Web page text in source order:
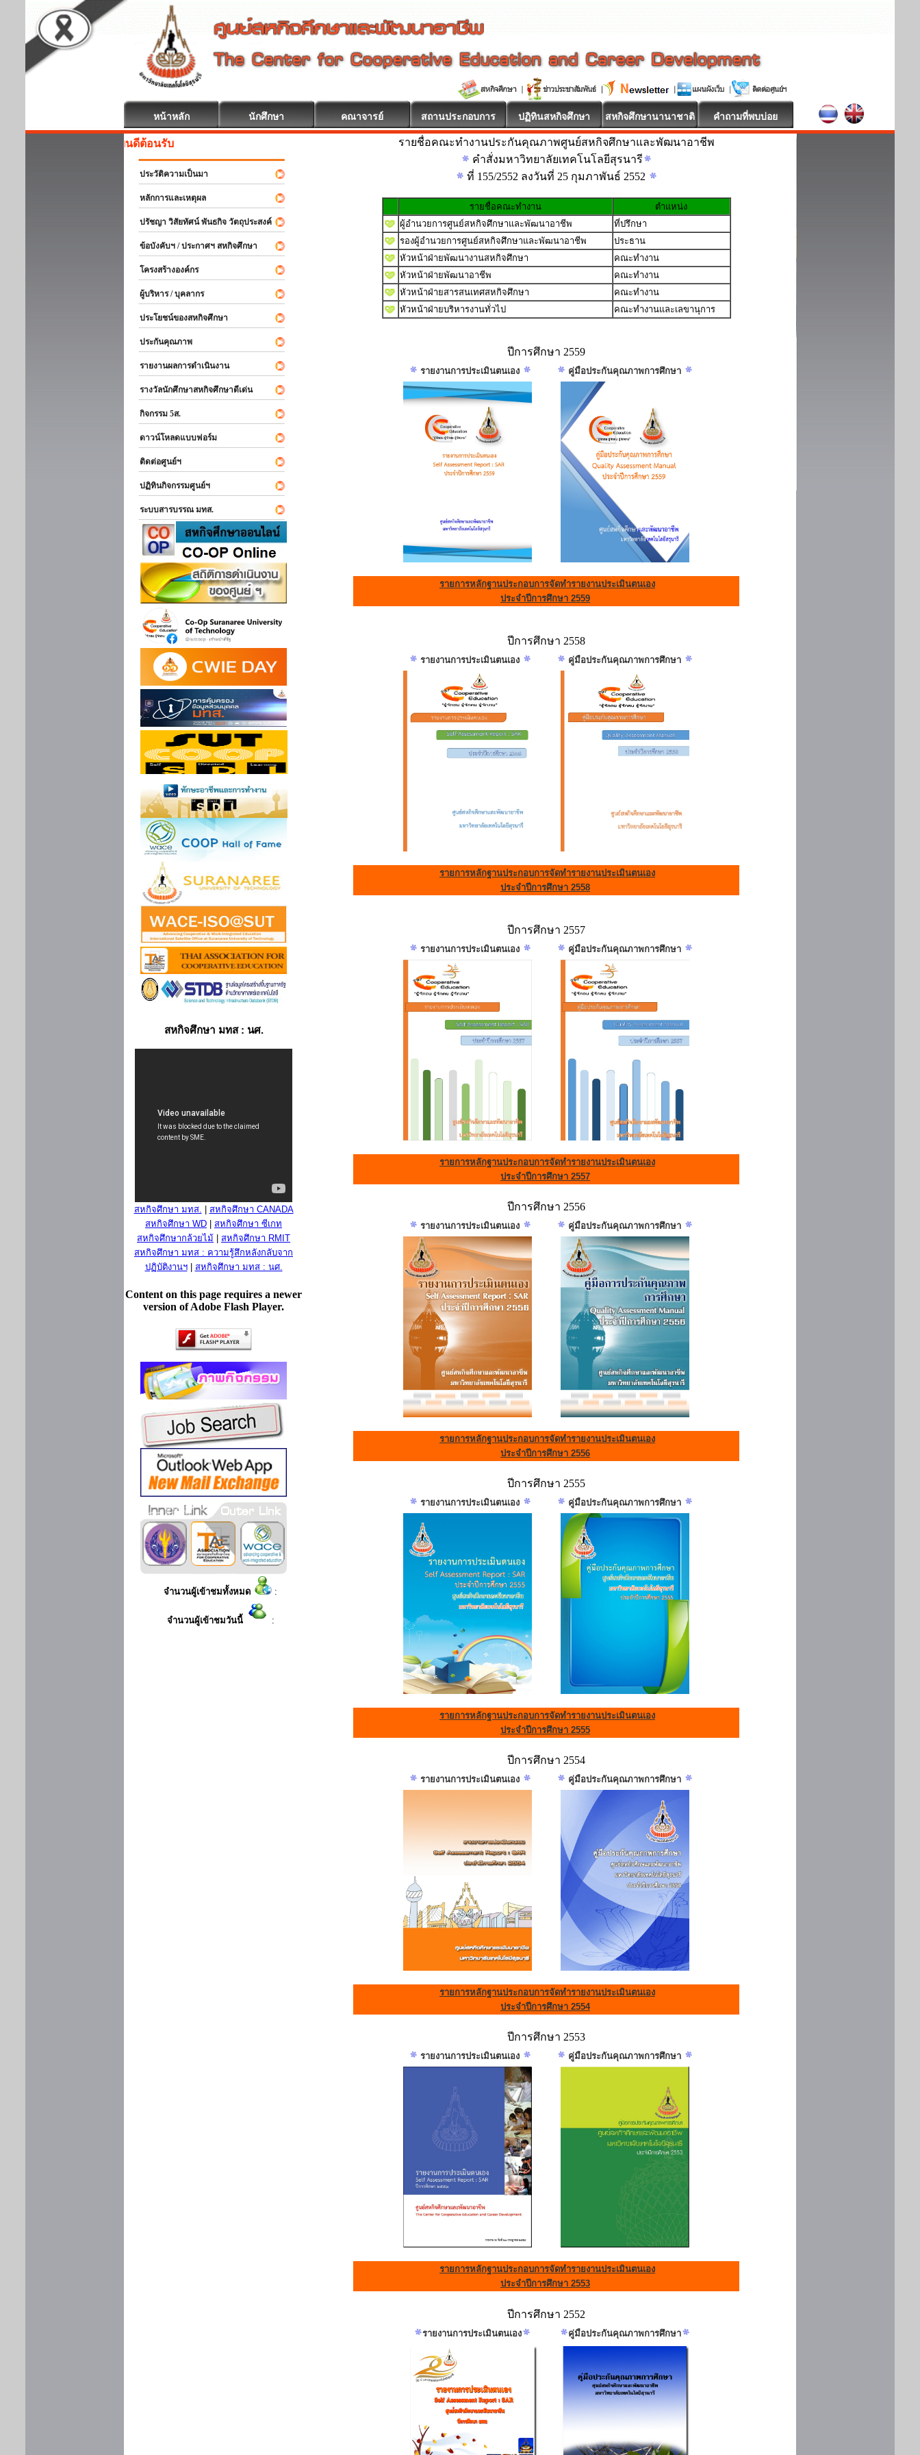
หน้าหลัก นักศึกษา คณาจารย์ สถานประกอบการ ปฏิทินสหกิจศึกษา สหกิจศึกษานานาชาติ คำถามที่พบบ่อย
สหกิจศึกษา ยินดีต้อนรับ
ประวัติความเป็นมา
หลักการและเหตุผล
ปรัชญา วิสัยทัศน์ พันธกิจ วัตถุประสงค์
ข้อบังคับฯ / ประกาศฯ สหกิจศึกษา
โครงสร้างองค์กร
ผู้บริหาร / บุคลากร
ประโยชน์ของสหกิจศึกษา
ประกันคุณภาพ
รายงานผลการดำเนินงาน
รางวัลนักศึกษาสหกิจศึกษาดีเด่น
กิจกรรม 5ส.
ดาวน์โหลดแบบฟอร์ม
ติดต่อศูนย์ฯ
ปฏิทินกิจกรรมศูนย์ฯ
ระบบสารบรรณ มทส.
สหกิจศึกษา มทส : นศ.
สหกิจศึกษา มทส.
สหกิจศึกษา CANADA
สหกิจศึกษา WD
สหกิจศึกษา ซีเกท
สหกิจศึกษากล้วยไม้
สหกิจศึกษา RMIT
สหกิจศึกษา มทส : ความรู้สึกหลังกลับจาก
ปฏิบัติงานฯ| สหกิจศึกษา มทส : นศ.
Content on this page requires a newer
version of Adobe Flash Player.
จำนวนผู้เข้าชมทั้งหมด :
จำนวนผู้เข้าชมวันนี้ :
รายชื่อคณะทำงานประกันคุณภาพศูนย์สหกิจศึกษาและพัฒนาอาชีพ
คำสั่งมหาวิทยาลัยเทคโนโลยีสุรนารี
ที่ 155/2552 ลงวันที่ 25 กุมภาพันธ์ 2552
รายชื่อคณะทำงาน
ตำแหน่ง
ผู้อำนวยการศูนย์สหกิจศึกษาและพัฒนาอาชีพ
ที่ปรึกษา
รองผู้อำนวยการศูนย์สหกิจศึกษาและพัฒนาอาชีพ
ประธาน
หัวหน้าฝ่ายพัฒนางานสหกิจศึกษา
คณะทำงาน
หัวหน้าฝ่ายพัฒนาอาชีพ
คณะทำงาน
หัวหน้าฝ่ายสารสนเทศสหกิจศึกษา
คณะทำงาน
หัวหน้าฝ่ายบริหารงานทั่วไป
คณะทำงานและเลขานุการ
ปีการศึกษา 2559
รายงานการประเมินตนเอง คู่มือประกันคุณภาพการศึกษา
รายการหลักฐานประกอบการจัดทำรายงานประเมินตนเอง
ประจำปีการศึกษา 2559
ปีการศึกษา 2558
รายงานการประเมินตนเอง คู่มือประกันคุณภาพการศึกษา
รายการหลักฐานประกอบการจัดทำรายงานประเมินตนเอง
ประจำปีการศึกษา 2558
ปีการศึกษา 2557
รายงานการประเมินตนเอง คู่มือประกันคุณภาพการศึกษา
รายการหลักฐานประกอบการจัดทำรายงานประเมินตนเอง
ประจำปีการศึกษา 2557
ปีการศึกษา 2556
รายงานการประเมินตนเอง คู่มือประกันคุณภาพการศึกษา
รายการหลักฐานประกอบการจัดทำรายงานประเมินตนเอง
ประจำปีการศึกษา 2556
ปีการศึกษา 2555
รายงานการประเมินตนเอง คู่มือประกันคุณภาพการศึกษา
รายการหลักฐานประกอบการจัดทำรายงานประเมินตนเอง
ประจำปีการศึกษา 2555
ปีการศึกษา 2554
รายงานการประเมินตนเอง คู่มือประกันคุณภาพการศึกษา
รายการหลักฐานประกอบการจัดทำรายงานประเมินตนเอง
ประจำปีการศึกษา 2554
ปีการศึกษา 2553
รายงานการประเมินตนเอง คู่มือประกันคุณภาพการศึกษา
รายการหลักฐานประกอบการจัดทำรายงานประเมินตนเอง
ประจำปีการศึกษา 2553
ปีการศึกษา 2552
รายงานการประเมินตนเอง คู่มือประกันคุณภาพการศึกษา